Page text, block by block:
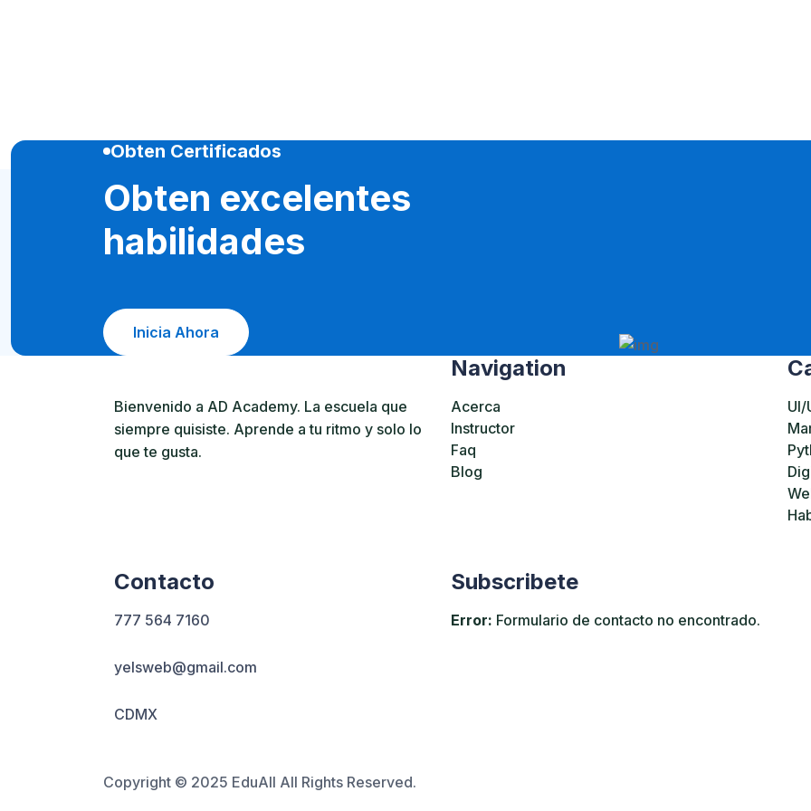
Obten Certificados
Obten excelentes
habilidades
Inicia Ahora
Bienvenido a AD Academy. La escuela que
siempre quisiste. Aprende a tu ritmo y solo lo
que te gusta.
Navigation
Acerca
Instructor
Faq
Blog
UI/
Contacto
777 564 7160
yelsweb@gmail.com
CDMX
Subscribete
Error: Formulario de contacto no encontrado.
Copyright © 2025 EduAll All Rights Reserved.